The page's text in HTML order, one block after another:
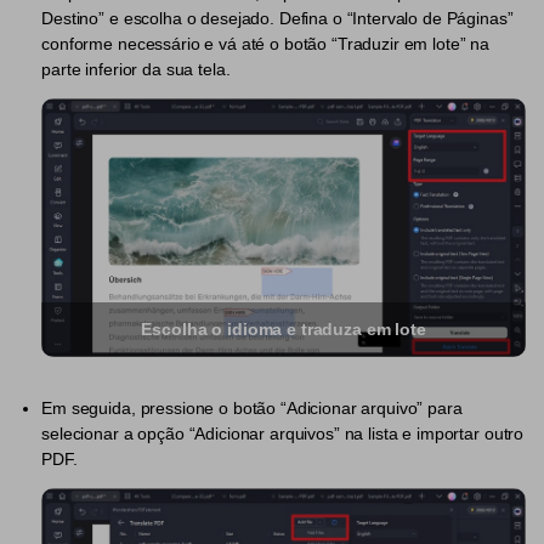
Conversar com Documento
Todos os recursos do PDF
Vídeos Tutoriais
Suporte
Contatar Suporte
Especificações Técnicas
Novidades
Central de Downloads
Atualizar para o PDFelement 12
Destino” e escolha o desejado. Defina o “Intervalo de Páginas”
conforme necessário e vá até o botão “Traduzir em lote” na
parte inferior da sua tela.
Escolha o idioma e traduza em lote
Em seguida, pressione o botão “Adicionar arquivo” para
selecionar a opção “Adicionar arquivos” na lista e importar outro
PDF.